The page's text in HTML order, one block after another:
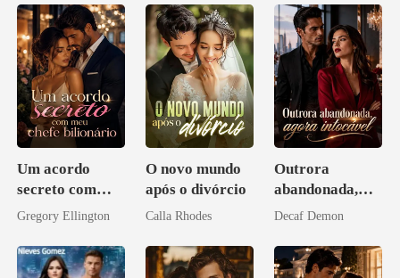
Um acordo
secreto com
meu chefe
Gregory Ellington
O novo mundo
após o divórcio
Calla Rhodes
Outrora
abandonada,
agora intocável
Decaf Demon